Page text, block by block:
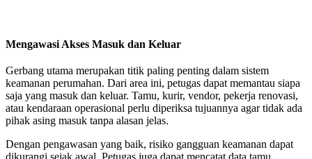
Mengawasi Akses Masuk dan Keluar
Gerbang utama merupakan titik paling penting dalam sistem
keamanan perumahan. Dari area ini, petugas dapat memantau siapa
saja yang masuk dan keluar. Tamu, kurir, vendor, pekerja renovasi,
atau kendaraan operasional perlu diperiksa tujuannya agar tidak ada
pihak asing masuk tanpa alasan jelas.
Dengan pengawasan yang baik, risiko gangguan keamanan dapat
dikurangi sejak awal. Petugas juga dapat mencatat data tamu,